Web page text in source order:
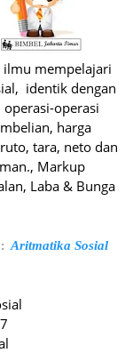
ilmu mempelajari
identik dengan
operasi
harga
tara, neto dan
Markup
Laba & Bunga
Aritmatika Sosial